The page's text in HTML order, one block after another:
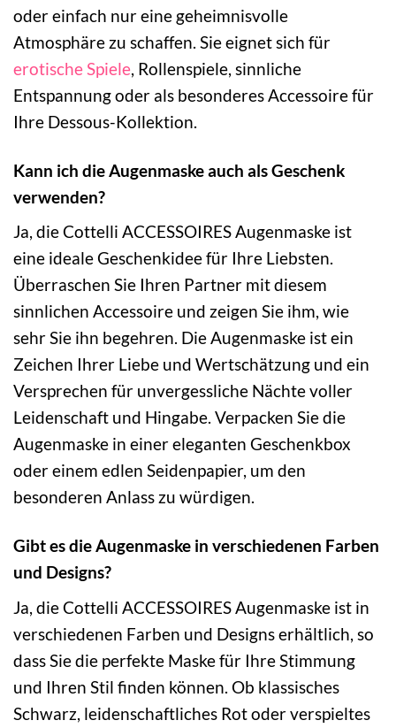
oder einfach nur eine geheimnisvolle
Atmosphäre zu schaffen. Sie eignet sich für
erotische Spiele , Rollenspiele, sinnliche
Entspannung oder als besonderes Accessoire für
Ihre Dessous-Kollektion.
Kann ich die Augenmaske auch als Geschenk
verwenden?
Ja, die Cottelli ACCESSOIRES Augenmaske ist
eine ideale Geschenkidee für Ihre Liebsten.
Überraschen Sie Ihren Partner mit diesem
sinnlichen Accessoire und zeigen Sie ihm, wie
sehr Sie ihn begehren. Die Augenmaske ist ein
Zeichen Ihrer Liebe und Wertschätzung und ein
Versprechen für unvergessliche Nächte voller
Leidenschaft und Hingabe. Verpacken Sie die
Augenmaske in einer eleganten Geschenkbox
oder einem edlen Seidenpapier, um den
besonderen Anlass zu würdigen.
Gibt es die Augenmaske in verschiedenen Farben
und Designs?
Ja, die Cottelli ACCESSOIRES Augenmaske ist in
verschiedenen Farben und Designs erhältlich, so
dass Sie die perfekte Maske für Ihre Stimmung
und Ihren Stil finden können. Ob klassisches
Schwarz, leidenschaftliches Rot oder verspieltes